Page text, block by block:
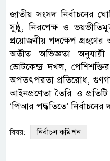
জাতীয় সংসদ নির্বাচনের
সুষ্ঠু, নিরপেক্ষ ও
প্রয়োজনীয় পদক্ষেপ
অতীত অভিজ্ঞতা
ভোটকেন্দ্র দখল,
অপতৎপরতা প্রতিরোধ,
আইনপ্রণেতা তৈরি ও
‘পিআর পদ্ধতিতে’
বিষয়: নির্বাচন কমিশন